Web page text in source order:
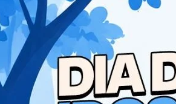
aeronave o secretário de Saúde do
Cidades,
Guto Silva . O grupo
do estado.